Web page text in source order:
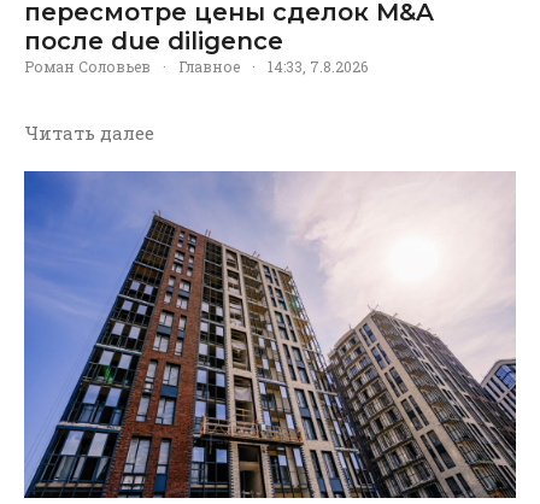
пересмотре цены сделок M&A
после due diligence
Роман Соловьев · Главное · 14:33, 7.8.2026
Читать далее